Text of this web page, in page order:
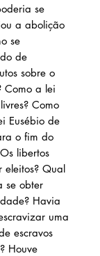
se
a abolição
se
de
sobre o
Como a lei
Como
Eusébio de
o fim do
libertos
eleitos? Qual
se obter
Havia
uma
escravos
Houve